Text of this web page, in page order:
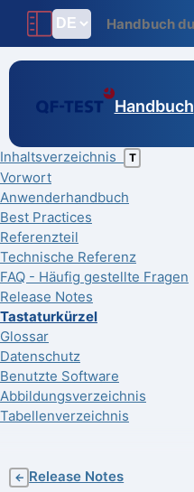
Handbuch
Inhaltsverzeichnis T
Vorwort
Anwenderhandbuch
Best Practices
Referenzteil
Technische Referenz
FAQ - Häufig gestellte Fragen
Release Notes
Tastaturkürzel
Glossar
Datenschutz
Benutzte Software
Abbildungsverzeichnis
Tabellenverzeichnis
← Release Notes